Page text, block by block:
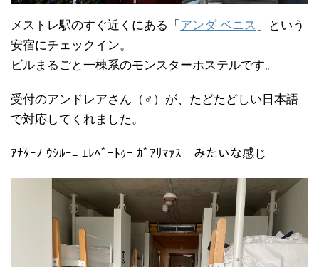
メストレ駅のすぐ近くにある「 アンダ ベニス 」という
安宿にチェックイン。
ビルまるごと一棟系のモンスターホステルです。
受付のアンドレアさん（♂）が、たどたどしい日本語
で対応してくれました。
ｱﾅﾀｰﾉ ｳｼﾙｰﾆ ｴﾚﾍﾞｰﾄｩｰ ｶﾞｱﾘﾏｧｽ みたいな感じ